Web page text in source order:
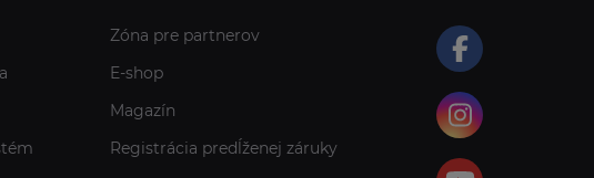
Zóna pre partnerov
E-shop
Magazín
Registrácia predĺženej záruky